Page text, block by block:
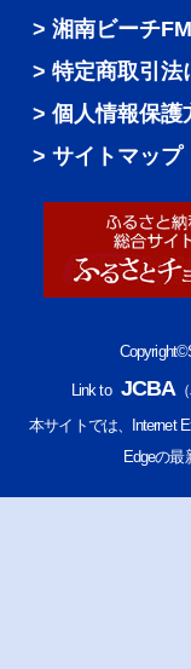
湘南ビーチ
特定商取引法
個人情報保護
サイトマップ
Link to JCBA
本サイトでは、Internet
Edgeの最